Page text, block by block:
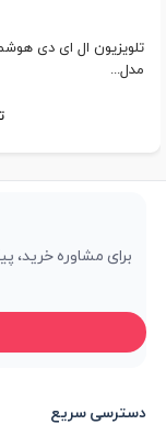
تلویزیون ال ای دی
مدل...
دسترسی سریع
برای مشاوره خرید،